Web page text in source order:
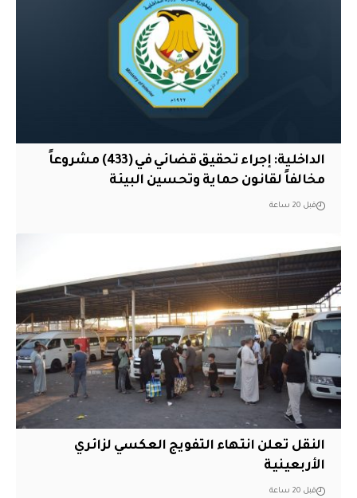
الداخلية: إجراء تحقيق قضائي في (433) مشروعاً
مخالفاً لقانون حماية وتحسين البيئة
قبل 20 ساعة
النقل تعلن انتهاء التفويج العكسي لزائري
الأربعينية
قبل 20 ساعة